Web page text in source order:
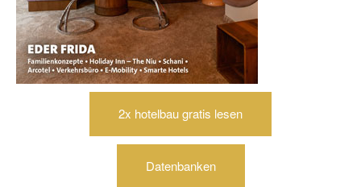
2x hotelbau gratis lesen
Datenbanken